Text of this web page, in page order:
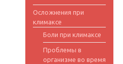
Осложнения при
климаксе
Боли при климаксе
Проблемы в
организме во время